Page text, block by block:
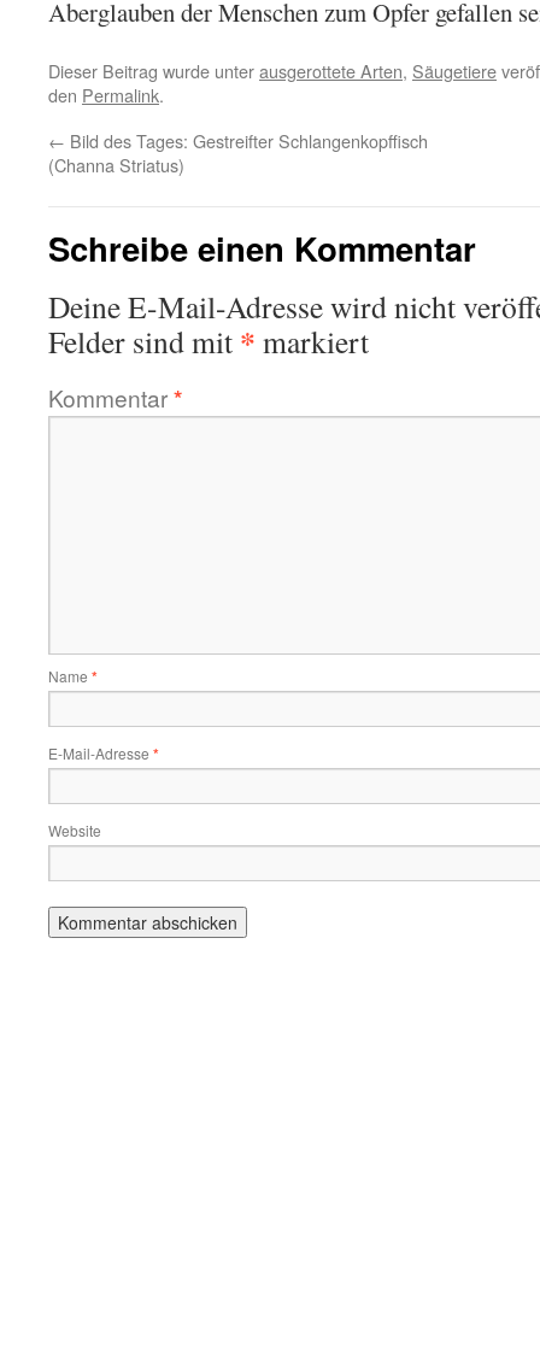
Aberglauben der Menschen zum Opfer gefallen
Dieser Beitrag wurde unterausgerottete Arten, Säugetiere
den Permalink.
← Bild des Tages: Gestreifter Schlangenkopffisch
(Channa Striatus)
Schreibe einen Kommentar
Deine E-Mail-Adresse wird nicht
Felder sind mit * markiert
Kommentar*
Name *
E-Mail-Adresse *
Website